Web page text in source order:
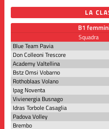
LA
B1
Squadra
Blue Team Pavia
Don Colleoni Trescore
Academy Valtellina
Bstz Omsi Vobarno
Rothoblaas Volano
Ipag Noventa
Vivienergia Busnago
Idras Torbole Casaglia
Padova Volley
Brembo